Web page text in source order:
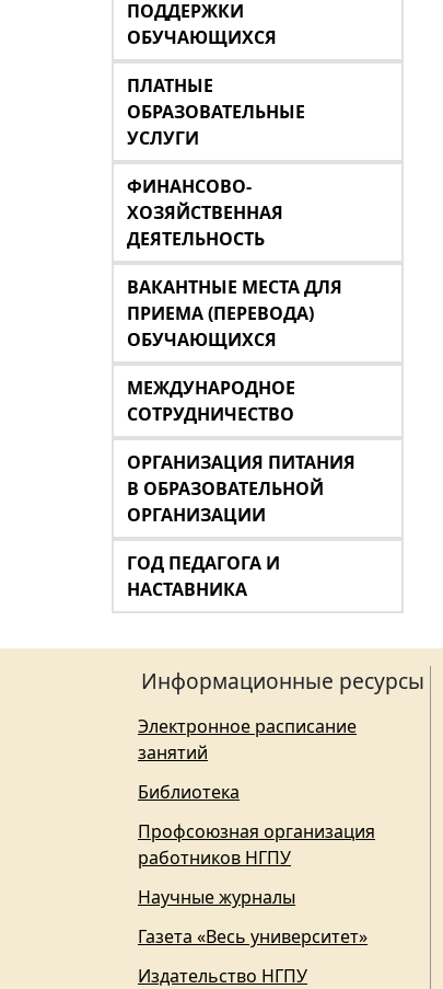
ПОДДЕРЖКИ
ОБУЧАЮЩИХСЯ
ПЛАТНЫЕ
ОБРАЗОВАТЕЛЬНЫЕ
УСЛУГИ
ФИНАНСОВО-
ХОЗЯЙСТВЕННАЯ
ДЕЯТЕЛЬНОСТЬ
ВАКАНТНЫЕ МЕСТА ДЛЯ
ПРИЕМА (ПЕРЕВОДА)
ОБУЧАЮЩИХСЯ
МЕЖДУНАРОДНОЕ
СОТРУДНИЧЕСТВО
ОРГАНИЗАЦИЯ ПИТАНИЯ
В ОБРАЗОВАТЕЛЬНОЙ
ОРГАНИЗАЦИИ
ГОД ПЕДАГОГА И
НАСТАВНИКА
Информационные ресурсы
Электронное расписание
занятий
Библиотека
Профсоюзная организация
работников НГПУ
Научные журналы
Газета «Весь университет»
Издательство НГПУ